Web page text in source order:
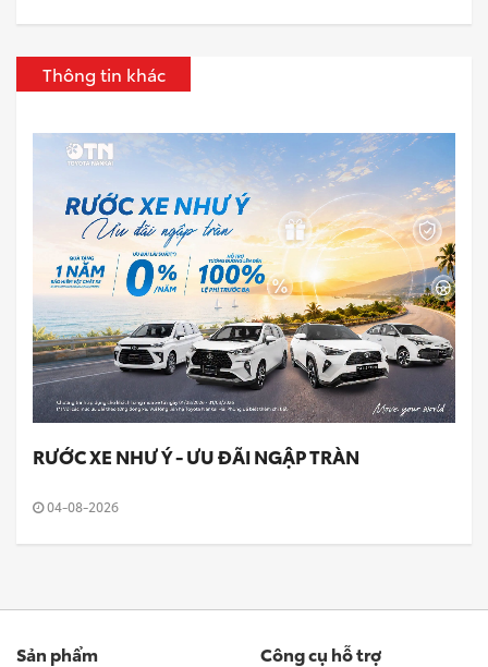
Thông tin khác
RƯỚC XE NHƯ Ý - ƯU ĐÃI NGẬP TRÀN
04-08-2026
Sản phẩm Công cụ hỗ trợ